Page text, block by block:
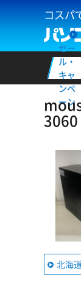
コスパ
セー
ル・
キャ
ンペ
ーン
北海